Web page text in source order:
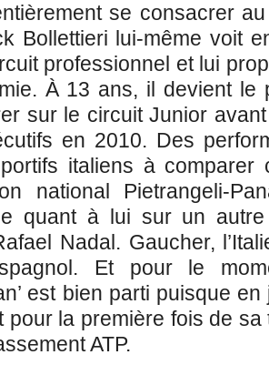
se consacrer
Bollettieri lui-même voit
professionnel et lui
À 13 ans, il devient le
sur le circuit Junior
en 2010. Des
italiens à comparer
national Pietrangeli-
quant à lui sur un
Nadal. Gaucher,
Et pour le
est bien parti puisque
pour la première fois de
ATP.